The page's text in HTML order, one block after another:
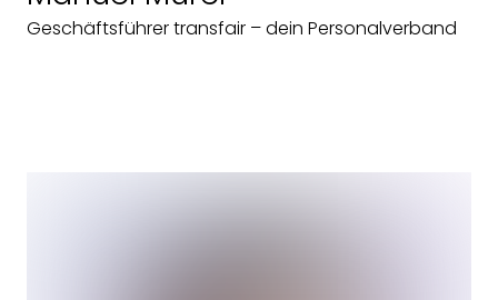
Geschäftsführer transfair – dein Personalverband